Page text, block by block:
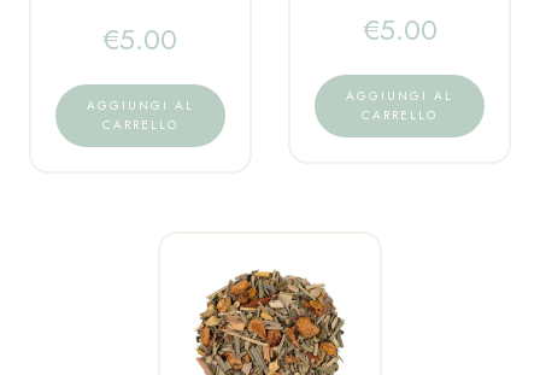
€5.00
AGGIUNGI AL
CARRELLO
€5.00
AGGIUNGI AL
CARRELLO